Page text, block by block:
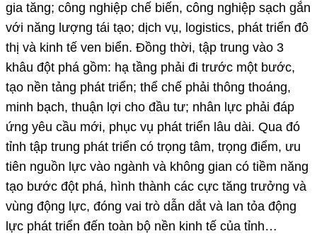
gia tăng; công nghiệp chế biến, công nghiệp sạch gắn
với năng lượng tái tạo; dịch vụ, logistics, phát triển đô
thị và kinh tế ven biển. Đồng thời, tập trung vào 3
khâu đột phá gồm: hạ tầng phải đi trước một bước,
tạo nền tảng phát triển; thể chế phải thông thoáng,
minh bạch, thuận lợi cho đầu tư; nhân lực phải đáp
ứng yêu cầu mới, phục vụ phát triển lâu dài. Qua đó
tỉnh tập trung phát triển có trọng tâm, trọng điểm, ưu
tiên nguồn lực vào ngành và không gian có tiềm năng
tạo bước đột phá, hình thành các cực tăng trưởng và
vùng động lực, đóng vai trò dẫn dắt và lan tỏa động
lực phát triển đến toàn bộ nền kinh tế của tỉnh…